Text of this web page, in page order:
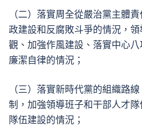
（二）落實周全從嚴治黨主體
政建設和反腐敗斗爭的情況，
觀、加強作風建設、落實中心
廉潔自律的情況；
（三）落實新時代黨的組織路
制，加強領導班子和干部人才
隊伍建設的情況；